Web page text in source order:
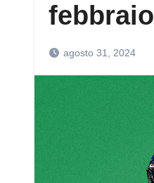
febbraio
agosto 31, 2024